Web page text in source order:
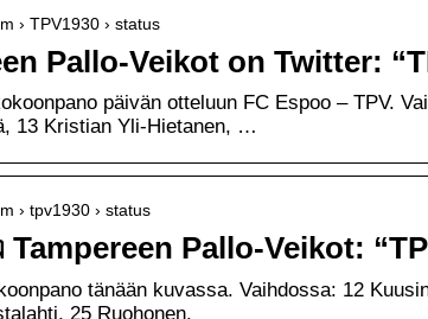
› TPV1930 › status
Pallo-Veikot on Twitter:
päivän otteluun FC Espoo – TPV.
13 Kristian Yli-Hietanen, …
› tpv1930 › status
Tampereen Pallo-Veikot:
tänään kuvassa. Vaihdossa: 12
25 Ruohonen.